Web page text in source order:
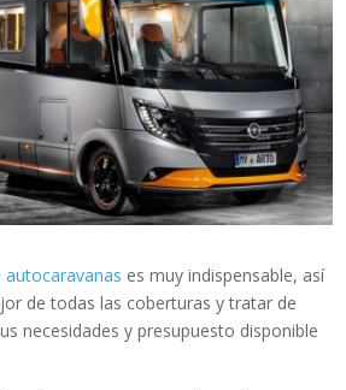
es muy indispensable, así
de todas las coberturas y tratar de
necesidades y presupuesto disponible